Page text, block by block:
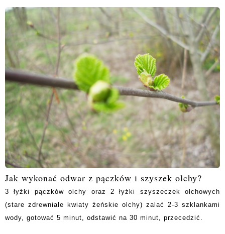
Jak wykonać odwar z pączków i szyszek olchy?
3 łyżki pączków olchy oraz 2 łyżki szyszeczek olchowych
(stare zdrewniałe kwiaty żeńskie olchy) zalać 2-3 szklankami
wody, gotować 5 minut, odstawić na 30 minut, przecedzić.